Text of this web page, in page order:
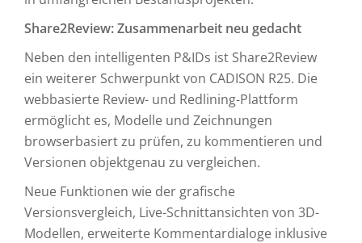
Share2Review: Zusammenarbeit neu gedacht
Neben den intelligenten P&IDs ist Share2Review
ein weiterer Schwerpunkt von CADISON R25. Die
webbasierte Review- und Redlining-Plattform
ermöglicht es, Modelle und Zeichnungen
browserbasiert zu prüfen, zu kommentieren und
Versionen objektgenau zu vergleichen.
Neue Funktionen wie der grafische
Versionsvergleich, Live-Schnittansichten von 3D-
Modellen, erweiterte Kommentardialoge inklusive